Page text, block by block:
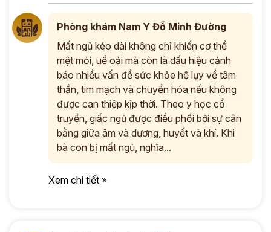
Phòng khám Nam Y Đỗ Minh Đường
Mất ngủ kéo dài không chỉ khiến cơ thể
mệt mỏi, uể oải mà còn là dấu hiệu cảnh
báo nhiều vấn đề sức khỏe hệ lụy về tâm
thần, tim mạch và chuyển hóa nếu không
được can thiệp kịp thời. Theo y học cổ
truyền, giấc ngủ được điều phối bởi sự cân
bằng giữa âm và dương, huyết và khí. Khi
bà con bị mất ngủ, nghĩa...
Xem chi tiết »